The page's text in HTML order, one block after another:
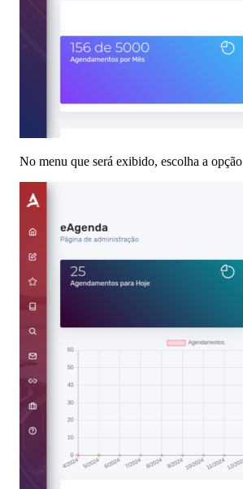
No menu que será exibido, escolha a opção